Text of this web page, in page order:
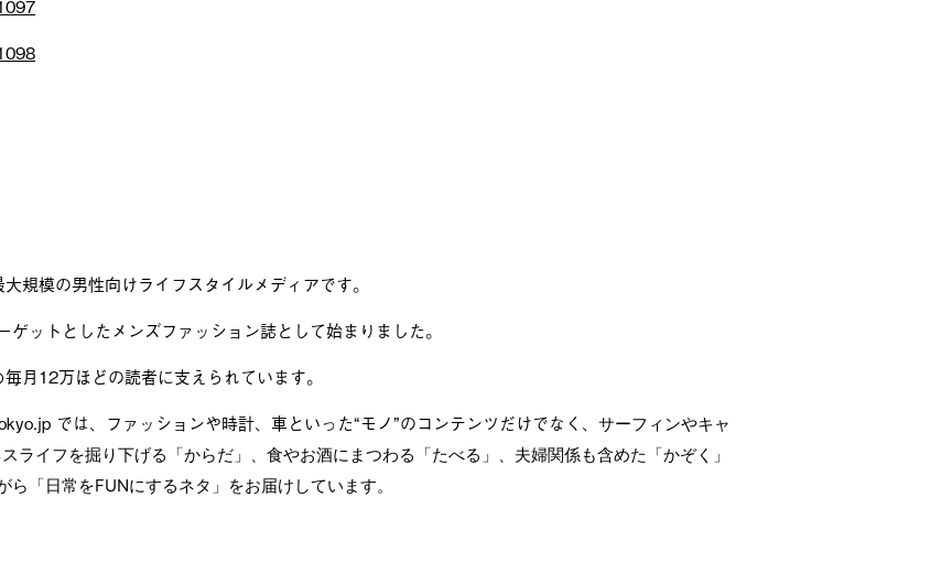
規模の男性向けライフスタイルメディアです。
ットとしたメンズファッション誌として始まりました。
月12万ほどの読者に支えられています。
では、ファッションや時計、車といった“モノ”のコンテンツだけでなく、 サーフィンやキャ
ライフを掘り下げる「からだ」、食やお酒にまつわる「たべる」、夫婦関係も含めた「かぞく」
ら「日常をFUNにするネタ」をお届けしています。